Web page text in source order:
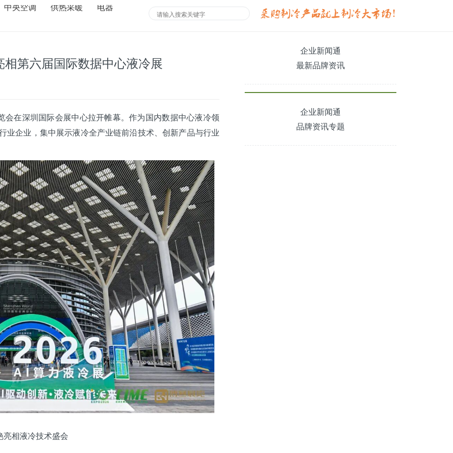
中央空调 供热采暖 电器
第六届国际数据中心液冷展
在深圳国际会展中心拉开帷幕。作为国内数据中心液冷领
业企业，集中展示液冷全产业链前沿技术、创新产品与行业
亮相液冷技术盛会
企业新闻通
最新品牌资讯
企业新闻通
品牌资讯专题